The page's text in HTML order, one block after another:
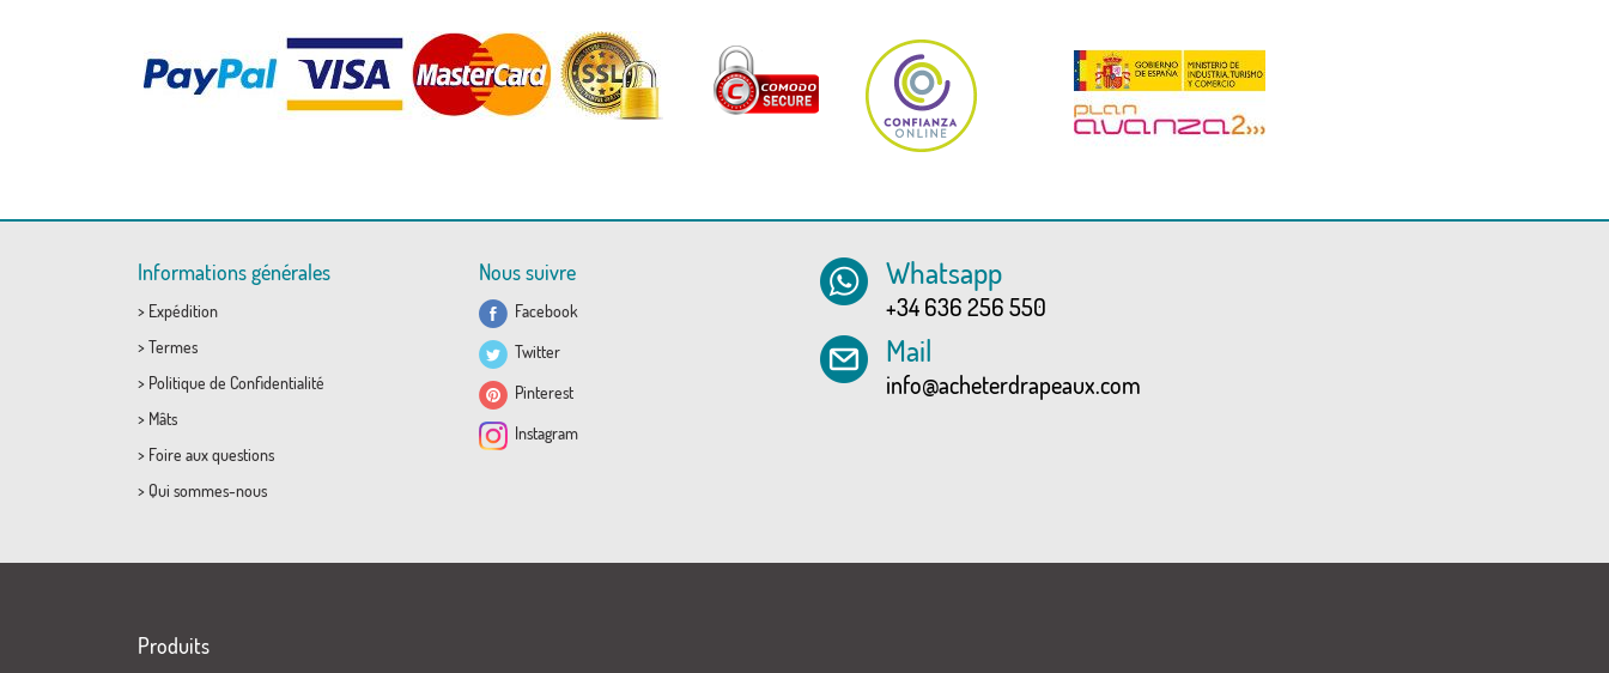
Informations générales
> Expédition
> Termes
> Politique de Confidentialité
> Mâts
> Foire aux questions
> Qui sommes-nous
Nous suivre
Facebook
Twitter
Pinterest
Instagram
Whatsapp
+34 636 256 550
Mail
info@acheterdrapeaux.com
Produits